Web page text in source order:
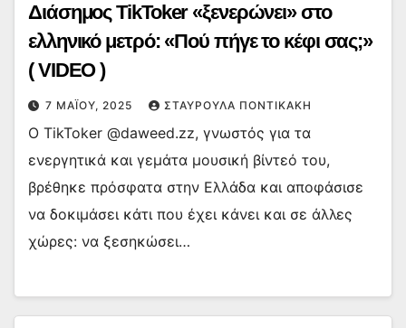
Διάσημος TikToker «ξενερώνει» στο
ελληνικό μετρό: «Πού πήγε το κέφι σας;»
( VIDEO )
7 ΜΑΪ́ΟΥ, 2025 ΣΤΑΥΡΟΎΛΑ ΠΟΝΤΙΚΆΚΗ
Ο TikToker @daweed.zz, γνωστός για τα
ενεργητικά και γεμάτα μουσική βίντεό του,
βρέθηκε πρόσφατα στην Ελλάδα και αποφάσισε
να δοκιμάσει κάτι που έχει κάνει και σε άλλες
χώρες: να ξεσηκώσει…